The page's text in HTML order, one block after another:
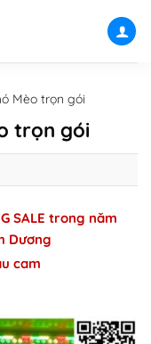
Mèo trọn gói
trọn gói
SALE trong năm
Dương
cam